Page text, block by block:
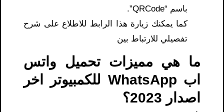
باسم “QRCode”.
كما يمكنك زيارة هذا الرابط للاطلاع على شرح
تفصيلي للارتباط بين
ما هي مميزات تحميل واتس
اب WhatsApp للكمبيوتر اخر
اصدار 2023؟